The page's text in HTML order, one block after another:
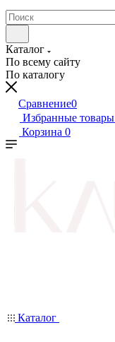
Каталог
По всему сайту
По каталогу
Сравнение0
Избранные товары
Корзина 0
Каталог